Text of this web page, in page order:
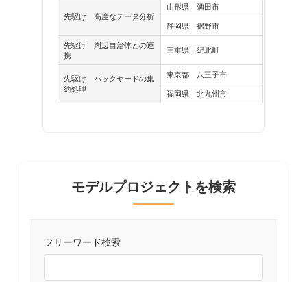
先駆け 高度なデータ分析
山形県 酒田市
静岡県 裾野市
先駆け 周辺自治体との連
携
三重県 紀北町
先駆け バックヤードの集
約処理
東京都 八王子市
福岡県 北九州市
モデルプロジェクトを検索
フリーワード検索